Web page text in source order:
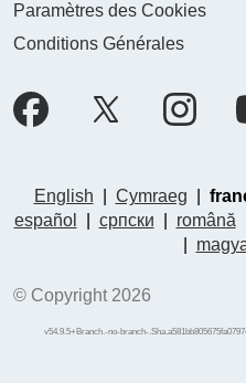
Paramètres des Cookies
Conditions Générales
English Cymraeg
español
српски română
© Copyright 2026
v54.9.5+Branch.-no-branch-